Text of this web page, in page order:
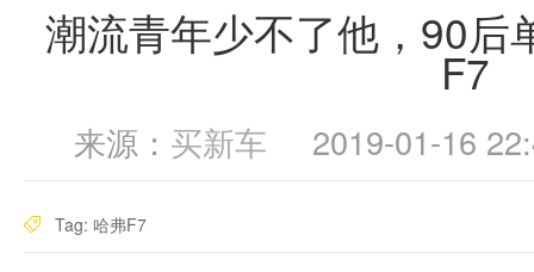
潮流青年少不了他，90后
F7
来源： 买新车 2019-01-16
Tag: 哈弗F7